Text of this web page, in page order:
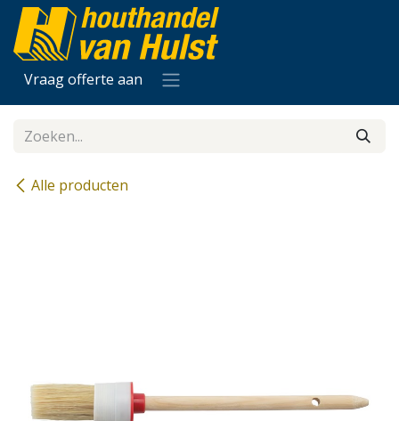
Overslaan naar inhoud
Vraag offerte aan
Alle producten